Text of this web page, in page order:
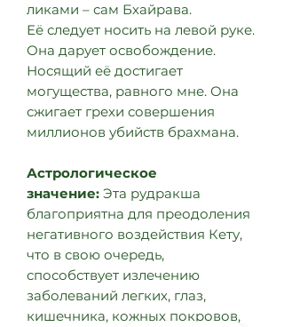
ликами – сам Бхайрава.
Её следует носить на левой руке.
Она дарует освобождение.
Носящий её достигает
могущества, равного мне. Она
сжигает грехи совершения
миллионов убийств брахмана.
Астрологическое
значение: Эта рудракша
благоприятна для преодоления
негативного воздействия Кету,
что в свою очередь,
способствует излечению
заболеваний легких, глаз,
кишечника, кожных покровов,